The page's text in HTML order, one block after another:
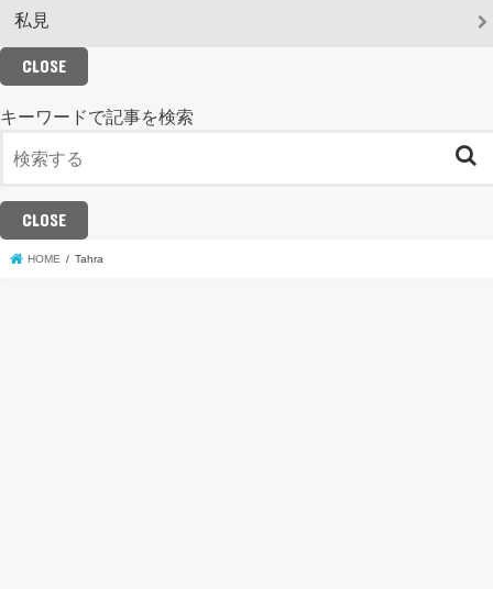
私見
CLOSE
キーワードで記事を検索
CLOSE
HOME Tahra